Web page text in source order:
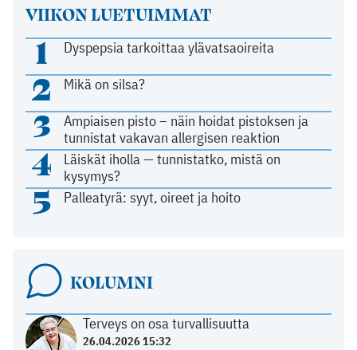
VIIKON LUETUIMMAT
1 Dyspepsia tarkoittaa ylävatsaoireita
2 Mikä on silsa?
3
Ampiaisen pisto – näin hoidat pistoksen ja
tunnistat vakavan allergisen reaktion
4
Läiskät iholla — tunnistatko, mistä on
kysymys?
5 Palleatyrä: syyt, oireet ja hoito
KOLUMNI
Terveys on osa turvallisuutta
26.04.2026 15:32